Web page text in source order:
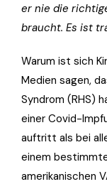
er nie die
braucht. Es ist
Warum ist sich
Medien sagen,
Syndrom (RHS)
einer Covid-
auftritt als bei
einem
amerikanischen